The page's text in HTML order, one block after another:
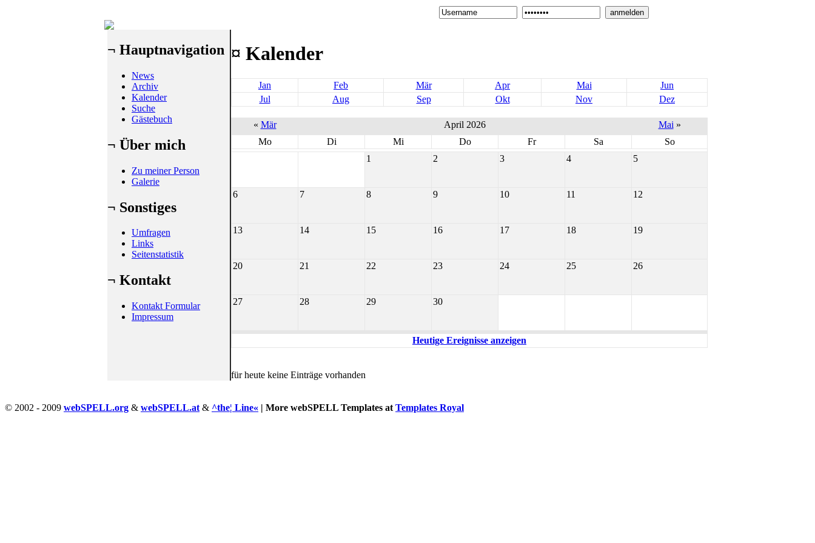
¬ Hauptnavigation
News
Archiv
Kalender
Suche
Gästebuch
¬ Über mich
Zu meiner Person
Galerie
¬ Sonstiges
Umfragen
Links
Seitenstatistik
¬ Kontakt
Kontakt Formular
Impressum
¤ Kalender
Jan Feb Mär Apr Mai
Jun
Jul
Aug Sep Okt Nov Dez
« Mär April 2026 Mai »
Mo
Di Mi Do Fr Sa
So
1
2 3 4 5
6 7 8 9 10 11 12
13 14 15 16 17 18 19
20 21 22 23 24 25 26
27 28 29 30
Heutige Ereignisse anzeigen
für heute keine Einträge vorhanden
© 2002 - 2009 webSPELL.org & webSPELL.at & ^the¦ Line« | More webSPELL Templates at Templates Royal